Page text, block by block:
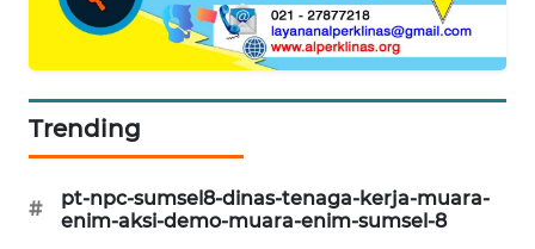
Trending
#
pt-npc-sumsel8-dinas-tenaga-kerja-muara-
enim-aksi-demo-muara-enim-sumsel-8
KARING
MARITIM
HUMBANG
NEWS